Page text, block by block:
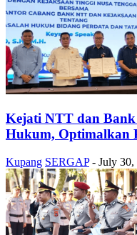
Kejati NTT dan
Hukum, Optimalkan
Kupang SERGAP - July 30,